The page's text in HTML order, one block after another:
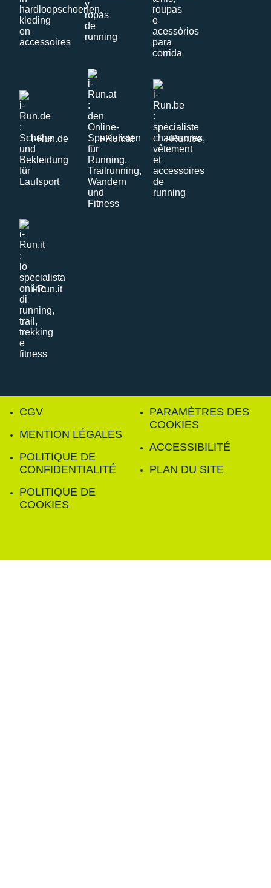
i-Run.de i-Run.at i-Run.be
i-Run.it
CGV
MENTION LÉGALES
POLITIQUE DE
CONFIDENTIALITÉ
POLITIQUE DE
COOKIES
PARAMÈTRES DES
COOKIES
ACCESSIBILITÉ
PLAN DU SITE